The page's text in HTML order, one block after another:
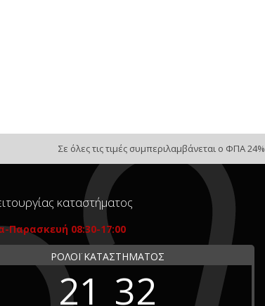
Σε όλες τις τιμές συμπεριλαμβάνεται ο ΦΠΑ 24%
καταστήματος
Παρασκευή 08:30-17:00
ΡΟΛΟΪ ΚΑΤΑΣΤΗΜΑΤΟΣ
21 32